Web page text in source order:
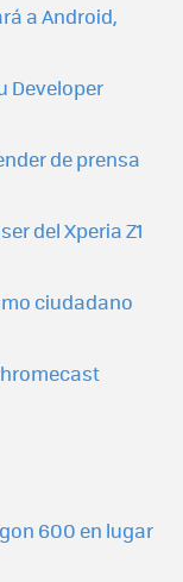
a Android,
Developer
de prensa
del Xperia Z1
ciudadano
600 en lugar